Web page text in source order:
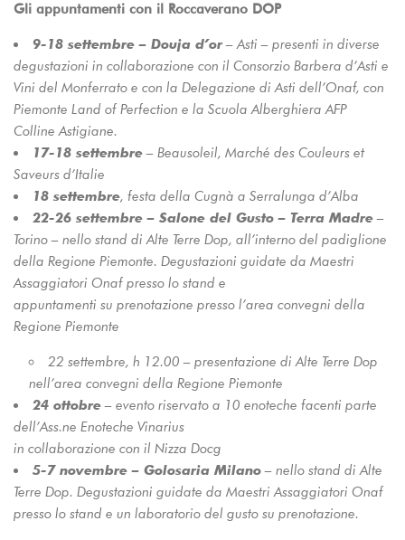
Gli appuntamenti con il Roccaverano DOP
9-18 settembre – Douja d’or– Asti – presenti in diverse
degustazioni in collaborazione con il Consorzio Barbera d’Asti e
Vini del Monferrato e con la Delegazione di Asti dell’Onaf, con
Piemonte Land of Perfection e la Scuola Alberghiera AFP
Colline Astigiane.
17-18 settembre– Beausoleil, Marché des Couleurs et
Saveurs d’Italie
18 settembre, festa della Cugnà a Serralunga d’Alba
22-26 settembre – Salone del Gusto – Terra Madre–
Torino – nello stand di Alte Terre Dop, all’interno del padiglione
della Regione Piemonte. Degustazioni guidate da Maestri
Assaggiatori Onaf presso lo stand e
appuntamenti su prenotazione presso l’area convegni della
Regione Piemonte
22 settembre, h 12.00 – presentazione di Alte Terre Dop
nell’area convegni della Regione Piemonte
24 ottobre– evento riservato a 10 enoteche facenti parte
dell’Ass.ne Enoteche Vinarius
in collaborazione con il Nizza Docg
5-7 novembre – Golosaria Milano– nello stand di Alte
Terre Dop. Degustazioni guidate da Maestri Assaggiatori Onaf
presso lo stand e un laboratorio del gusto su prenotazione.